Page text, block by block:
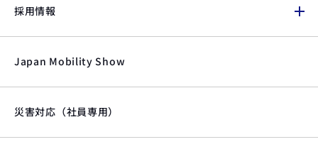
採用情報
Japan Mobility Show
災害対応（社員専用）